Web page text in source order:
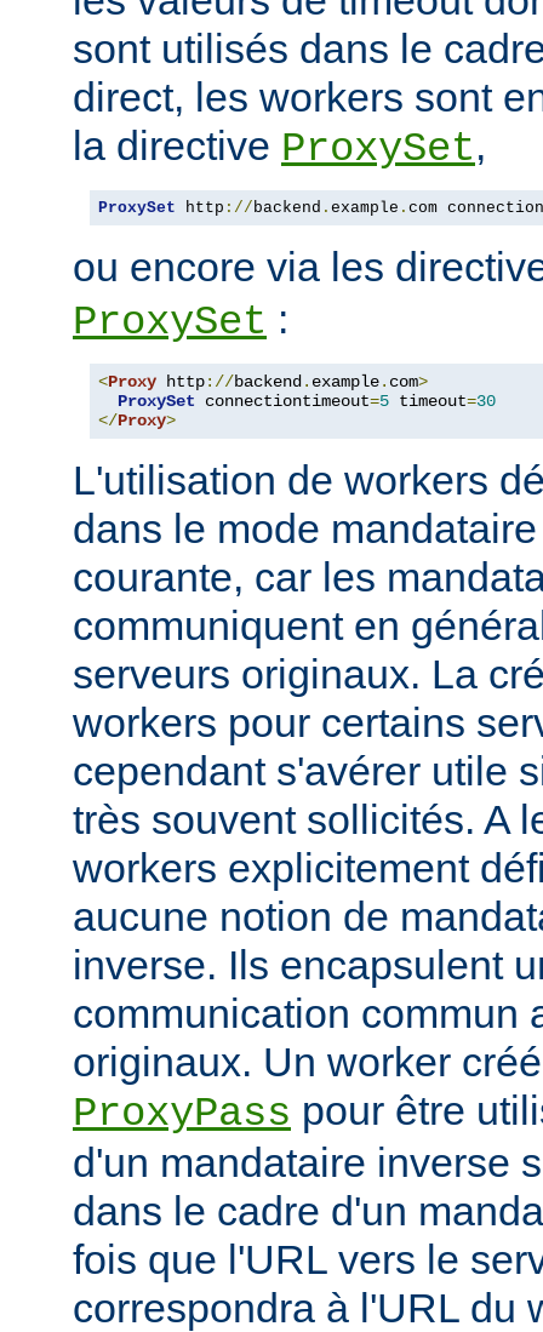
sont utilisés dans le
direct, les workers sont
la directive ProxySet,
ProxySet http :// backend . example . com
ou encore via les
ProxySet :
<Proxy http://backend . example. com>
ProxySet connectiontimeout=5 timeout=30
</Proxy>
L'utilisation de workers
dans le mode
courante, car les
communiquent en
serveurs originaux. La
workers pour certains
cependant s'avérer utile
très souvent sollicités. A
workers explicitement
aucune notion de
inverse. Ils encapsulent
communication commun
originaux. Un worker
ProxyPass pour être
d'un mandataire inverse
dans le cadre d'un
fois que l'URL vers le
correspondra à l'URL du